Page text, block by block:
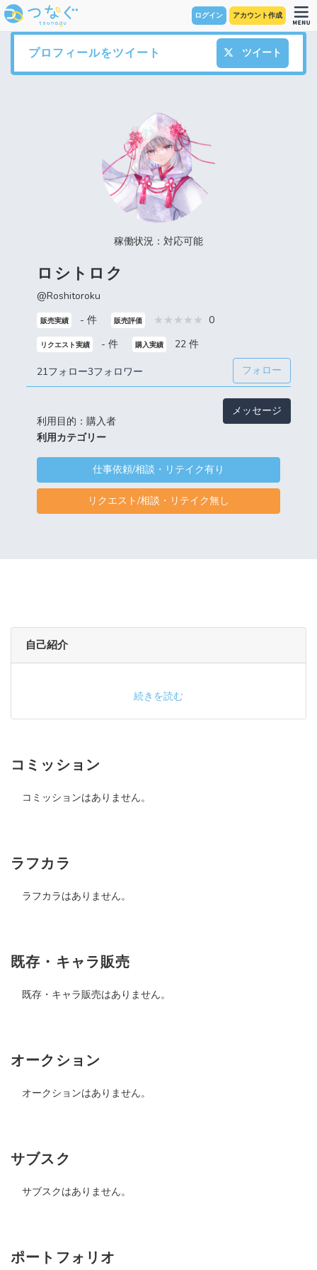
ログイン アカウント作成
プロフィールをツイート ツイート
稼働状況：対応可能
ロシトロク
@Roshitoroku
販売実績 - 件 販売評価 0
リクエスト実績 - 件 購入実績 22 件
21フォロー3フォロワー フォロー
利用目的：購入者
メッセージ
利用カテゴリー
仕事依頼/相談・リテイク有り
リクエスト/相談・リテイク無し
自己紹介
続きを読む
コミッション
コミッションはありません。
ラフカラ
ラフカラはありません。
既存・キャラ販売
既存・キャラ販売はありません。
オークション
オークションはありません。
サブスク
サブスクはありません。
ポートフォリオ